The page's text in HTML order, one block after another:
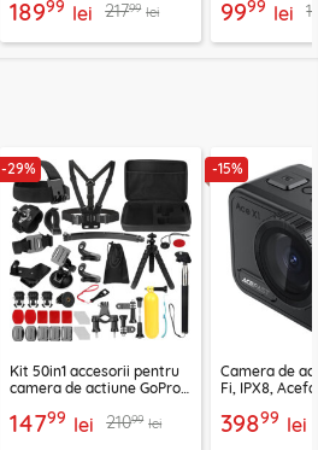
18999 lei 21799 lei 9999 lei
-29%
Kit 50in1 accesorii pentru
camera de actiune GoPro,
CamQuest SA50
14799 lei 21099 lei
-15%
Camera de
Fi, IPX8,
39899 lei